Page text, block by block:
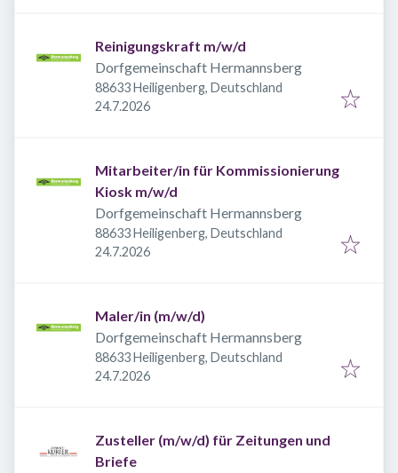
Reinigungskraft m/w/d
Dorfgemeinschaft Hermannsberg
88633 Heiligenberg, Deutschland
Veröffentlicht
24.7.2026
Mitarbeiter/in für Kommissionierung
Kiosk m/w/d
Dorfgemeinschaft Hermannsberg
88633 Heiligenberg, Deutschland
Veröffentlicht
24.7.2026
Maler/in (m/w/d)
Dorfgemeinschaft Hermannsberg
88633 Heiligenberg, Deutschland
Veröffentlicht
24.7.2026
Zusteller (m/w/d) für Zeitungen und
Briefe